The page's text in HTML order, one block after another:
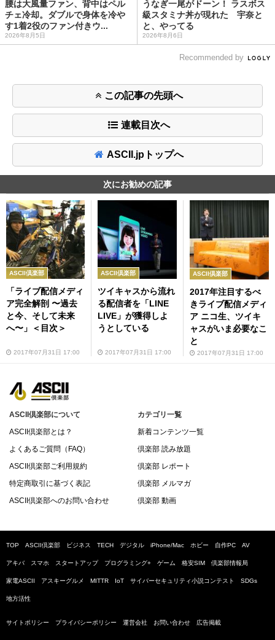
腰は大風量ファン、背中はペル
チェ冷却。ダブルで身体を冷や
す1着2役のファン付きウ...
2026年8月5日
うなぎ一尾がドーン！ ラスボス
級スタミナ丼が現れた 宇奈と
と、やってる
2026年8月6日
Recommended by
この記事の先頭へ
連載目次へ
ASCII.jpトップへ
次にお勧めの記事
ASCII倶楽部
「ライブ配信メディ
ア完全解剖 〜過去
と今、そして未来
へ〜」＜目次＞
2017年07月31日 17:00
ASCII倶楽部
ツイキャスから流れ
る配信者を「LINE
LIVE」が獲得しよ
うとしている
2017年07月31日 17:00
ASCII倶楽部
2017年注目するべ
きライブ配信メディ
ア ニコ生、ツイキ
ャスがいま必要なこ
と
2017年07月31日 17:00
ASCII倶楽部について
ASCII倶楽部とは？
よくあるご質問（FAQ）
ASCII倶楽部ご利用規約
特定商取引に基づく表記
ASCII倶楽部へのお問い合わせ
カテゴリ一覧
新着コンテンツ一覧
倶楽部 読み放題
倶楽部 レポート
倶楽部 メルマガ
倶楽部 動画
TOP ASCII倶楽部 ビジネス TECH デジタル iPhone/Mac ホビー 自作PC AV
アキバ スマホ スタートアップ プログラミング+ ゲーム 格安SIM 倶楽部情報局
家電ASCII アスキーグルメ MITTR IoT サイバーセキュリティ小説コンテスト SDGs
地方活性
サイトポリシー プライバシーポリシー 運営会社 お問い合わせ 広告掲載